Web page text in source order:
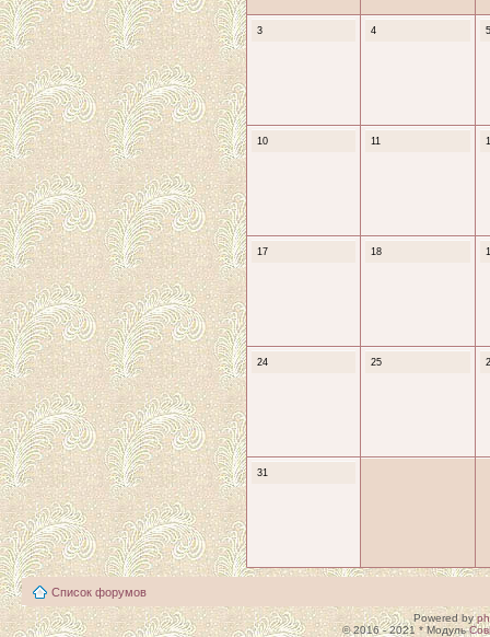
3 4 5
10 11
17 18
24 25
31
Список форумов
Powered by
© 2016 - 2021 * Модуль